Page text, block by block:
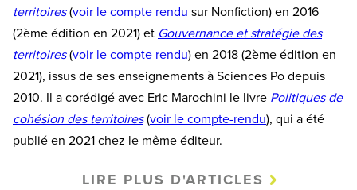
territoires (voir le compte rendu sur Nonfiction) en 2016
(2ème édition en 2021) et Gouvernance et stratégie des
territoires(voir le compte rendu) en 2018 (2ème édition en
2021), issus de ses enseignements à Sciences Po depuis
2010. Il a corédigé avec Eric Marochini le livre Politiques de
cohésion des territoires(voir le compte-rendu), qui a été
publié en 2021 chez le même éditeur.
LIRE PLUS D'ARTICLES